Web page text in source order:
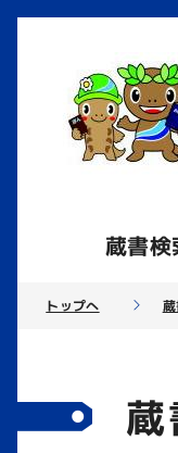
蔵書検
トップへ